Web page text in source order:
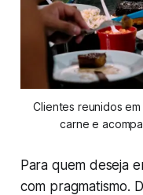
Clientes reunidos
carne e
Para quem deseja
com pragmatismo.